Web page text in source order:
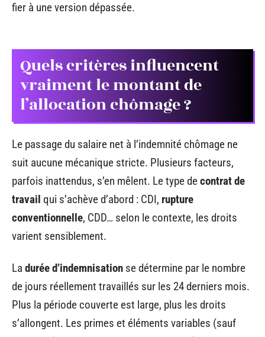
fier à une version dépassée.
Quels critères influencent
vraiment le montant de
l’allocation chômage ?
Le passage du salaire net à l’indemnité chômage ne
suit aucune mécanique stricte. Plusieurs facteurs,
parfois inattendus, s’en mêlent. Le type decontrat de
travail qui s’achève d’abord : CDI, rupture
conventionnelle, CDD… selon le contexte, les droits
varient sensiblement.
La durée d’indemnisation se détermine par le nombre
de jours réellement travaillés sur les 24 derniers mois.
Plus la période couverte est large, plus les droits
s’allongent. Les primes et éléments variables (sauf